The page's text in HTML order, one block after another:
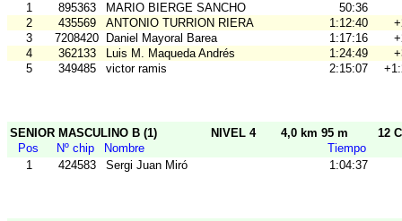
1
895363 MARIO BIERGE SANCHO
50:36
2
435569 ANTONIO TURRION RIERA 1:12:40
3
7208420 Daniel Mayoral Barea 1:17:16
4
362133 Luis M. Maqueda Andrés 1:24:49
5
349485 victor ramis 2:15:07
SENIOR MASCULINO B (1) NIVEL 4 4,0 km 95 m
12 C
Pos
Nº chip Nombre
Tiempo
1
424583 Sergi Juan Miró 1:04:37